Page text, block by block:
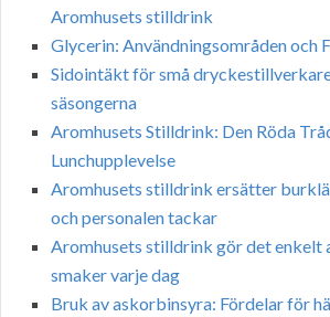
Aromhusets stilldrink
Glycerin: Användningsområden och
Sidointäkt för små
säsongerna
Aromhusets Stilldrink: Den Röda
Lunchupplevelse
Aromhusets stilldrink ersätter
och personalen tackar
Aromhusets stilldrink gör det enkelt
smaker varje dag
Bruk av askorbinsyra: Fördelar för